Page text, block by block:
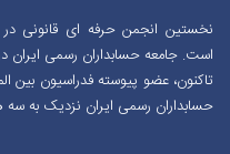
نخستین انجمن حرفه ای قانونی در
حسابداران رسمی ایران نزدیک به سه